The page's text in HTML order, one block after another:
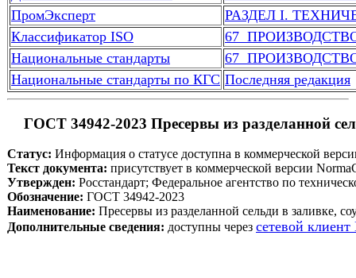
ПромЭксперт
РАЗДЕЛ I.
Классификатор ISO
67
Национальные стандарты
67
Национальные стандарты по КГС Последняя редакция
ГОСТ 34942-2023 Пресервы из разделанной
Статус: Информация о статусе доступна в коммерческой
Текст документа: присутствует в коммерческой версии
Утвержден: Росстандарт; Федеральное агентство по
Обозначение: ГОСТ 34942-2023
Наименование: Пресервы из разделанной сельди в заливке,
Дополнительные сведения: доступны через сетевой клиент